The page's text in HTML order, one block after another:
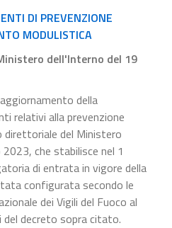
DI PREVENZIONE
MODULISTICA
dell'Interno del 19
della
relativi alla prevenzione
direttoriale del Ministero
che stabilisce nel 1
di entrata in vigore della
configurata secondo le
dei Vigili del Fuoco al
decreto sopra citato.